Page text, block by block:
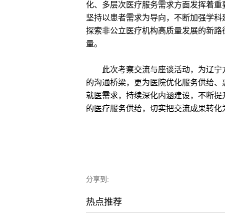
化、多层次医疗服务需求方面发挥着重
坚持以患者需求为导向，不断加强学
探索非公立医疗机构高质量发展的新
量。
此次考察交流与座谈活动，为辽宁
的沟通桥梁，更为医院优化服务供给
就医需求，持续深化内涵建设，不断
的医疗服务供给，切实把交流成果转化
分享到:
热点推荐